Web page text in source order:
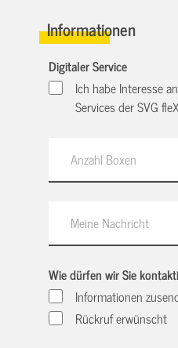
Informationen
Digitaler Service
Ich habe Interesse
Services der SVG
Wie dürfen wir Sie
Informationen
Rückruf erwünscht